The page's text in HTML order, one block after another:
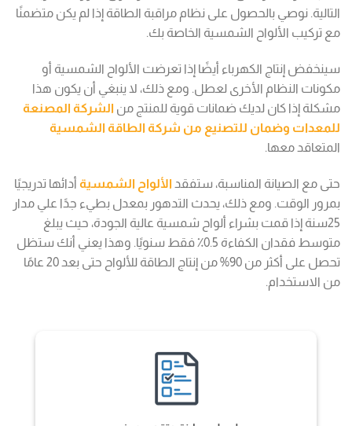
التالية. نوصي بالحصول على نظام مراقبة الطاقة إذا لم يكن متضمنًا
مع تركيب الألواح الشمسية الخاصة بك.
سينخفض إنتاج الكهرباء أيضًا إذا تعرضت الألواح الشمسية أو
مكونات النظام الأخرى لعطل. ومع ذلك، لا ينبغي أن يكون هذا
مشكلة إذا كان لديك ضمانات قوية للمنتج من الشركة المصنعة
للمعدات وضمان للتصنيع من شركة الطاقة الشمسية
المتعاقد معها.
حتى مع الصيانة المناسبة، ستفقد الألواح الشمسية أدائها تدريجيًا
بمرور الوقت. ومع ذلك، يحدث التدهور بمعدل بطيء جدًا علي مدار
25سنة إذا قمت بشراء ألواح شمسية عالية الجودة، حيث يبلغ
متوسط فقدان الكفاءة 0.5٪ فقط سنويًا. وهذا يعني أنك ستظل
تحصل على أكثر من 90% من إنتاج الطاقة للألواح حتى بعد 20 عامًا
من الاستخدام.